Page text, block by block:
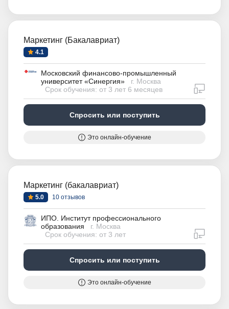
Маркетинг (Бакалавриат)
4.1
Московский финансово-промышленный
университет «Синергия»
г. Москва
Срок обучения: от 3 лет 6 месяцев
Спросить или поступить
Это онлайн-обучение
Маркетинг (бакалавриат)
5.0 10 отзывов
ИПО. Институт профессионального
образования
г. Москва
Срок обучения: от 3 лет
Спросить или поступить
Это онлайн-обучение